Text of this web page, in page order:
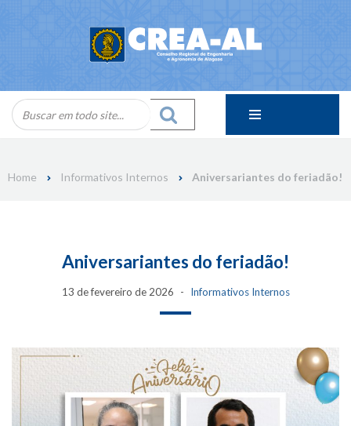
Home Informativos Internos Aniversariantes do feriadão!
Aniversariantes do feriadão!
13 de fevereiro de 2026 Informativos Internos